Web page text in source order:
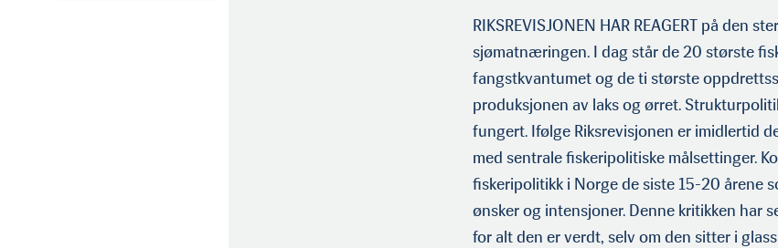
Redaktør Thorvald Tande
RIKSREVISJONEN HAR REAGERT på den
sjømatnæringen. I dag står de 20 største
fangstkvantumet og de ti største
produksjonen av laks og ørret.
fungert. Ifølge Riksrevisjonen er imidler­tid
med sentrale fiskeripolitiske målsettinger.
fiskeripolitikk i Norge de siste 15-20 årene
ønsker og intensjoner. Denne kritikken har
for alt den er verdt, selv om den sitter i